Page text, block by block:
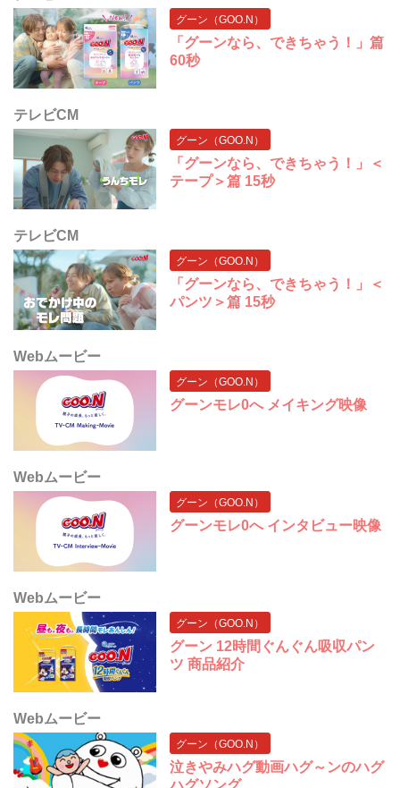
グーン（GOO.N）
「グーンなら、できちゃう！」篇
60秒
テレビCM
グーン（GOO.N）
「グーンなら、できちゃう！」＜
テープ＞篇 15秒
テレビCM
グーン（GOO.N）
「グーンなら、できちゃう！」＜
パンツ＞篇 15秒
Webムービー
グーン（GOO.N）
グーンモレ0へ メイキング映像
Webムービー
グーン（GOO.N）
グーンモレ0へ インタビュー映像
Webムービー
グーン（GOO.N）
グーン 12時間ぐんぐん吸収パン
ツ 商品紹介
Webムービー
グーン（GOO.N）
泣きやみハグ動画ハグ～ンのハグ